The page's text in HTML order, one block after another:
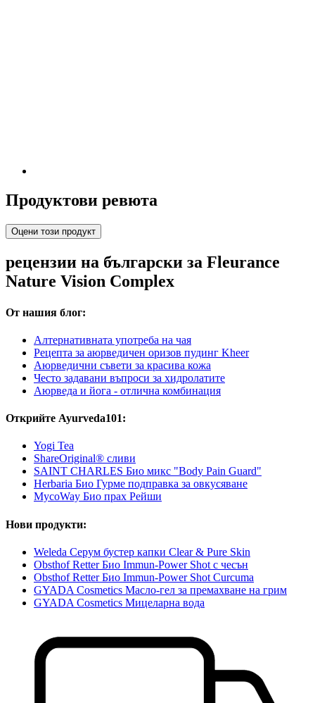
Продуктови ревюта
Оцени този продукт
рецензии на български за Fleurance
Nature Vision Complex
От нашия блог:
Алтернативната употреба на чая
Рецепта за аюрведичен оризов пудинг Kheer
Аюрведични съвети за красива кожа
Често задавани въпроси за хидролатите
Аюрведа и йога - отлична комбинация
Открийте Ayurveda101:
Yogi Tea
ShareOriginal® сливи
SAINT CHARLES Био микс "Body Pain Guard"
Herbaria Био Гурме подправка за овкусяване
MycoWay Био прах Рейши
Нови продукти:
Weleda Серум бустер капки Clear & Pure Skin
Obsthof Retter Био Immun-Power Shot с чесън
Obsthof Retter Био Immun-Power Shot Curcuma
GYADA Cosmetics Масло-гел за премахване на грим
GYADA Cosmetics Мицеларна вода